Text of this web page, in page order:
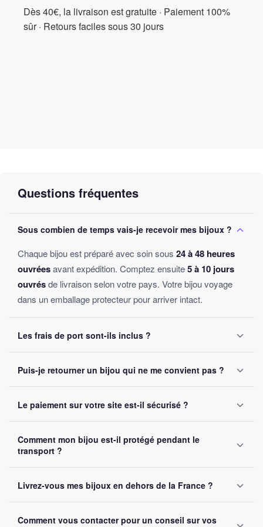
Incorporez ce bracelet à votre style dès aujourd’hui et marchez
sous le ciel étoilé avec une élégance renouvelée. Faites briller
Dès 40€, la livraison est gratuite · Paiement 100%
sûr · Retours faciles sous 30 jours
Questions fréquentes
Sous combien de temps vais-je recevoir mes bijoux ?
Chaque bijou est préparé avec soin sous 24 à 48 heures
ouvréesavant expédition. Comptez ensuite5 à 10 jours
ouvrésde livraison selon votre pays. Votre bijou voyage
dans un emballage protecteur pour arriver intact.
Les frais de port sont-ils inclus ?
sans montant minimum d'achat. Votre bijou part sous 24 à
48 heures ouvrées.
Puis-je retourner un bijou qui ne me convient pas ?
le retourner. Remboursement intégral garanti, sans
question posée.
Le paiement sur votre site est-il sécurisé ?
SSL. Nous acceptons Visa, Mastercard, PayPal et Apple
Pay. Vos données bancaires ne sont jamais stockées sur
Comment mon bijou est-il protégé pendant le
transport ?
renforcé. Un numéro de suivi vous est envoyé par e-mail
dès l'expédition.
Livrez-vous mes bijoux en dehors de la France ?
. Comptez 5 à 10 jours ouvrés selon la
Comment vous contacter pour un conseil sur vos